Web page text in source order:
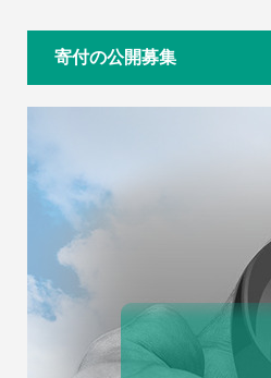
寄付の公開募集